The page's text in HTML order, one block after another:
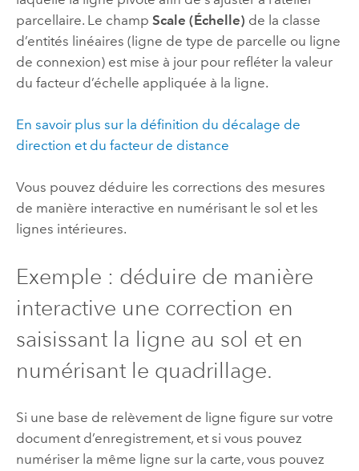
parcellaire. Le champ Scale (Échelle) de la classe
d’entités linéaires (ligne de type de parcelle ou ligne
de connexion) est mise à jour pour refléter la valeur
du facteur d’échelle appliquée à la ligne.
En savoir plus sur la définition du décalage de
direction et du facteur de distance
Vous pouvez déduire les corrections des mesures
de manière interactive en numérisant le sol et les
lignes intérieures.
Exemple : déduire de manière
interactive une correction en
saisissant la ligne au sol et en
numérisant le quadrillage.
Si une base de relèvement de ligne figure sur votre
document d’enregistrement, et si vous pouvez
numériser la même ligne sur la carte, vous pouvez